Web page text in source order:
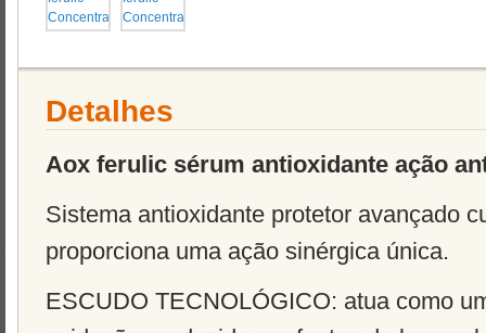
Detalhes
Aox ferulic sérum antioxidante ação
Sistema antioxidante protetor avançado
proporciona uma ação sinérgica única.
ESCUDO TECNOLÓGICO: atua como